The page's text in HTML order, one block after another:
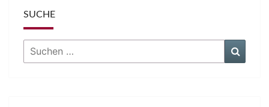
SUCHE
Suchen
nach: